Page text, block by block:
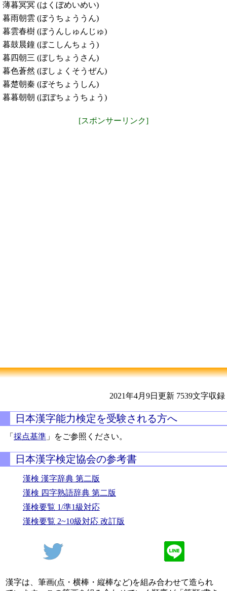
薄暮冥冥 (はくぼめいめい)
暮雨朝雲 (ぼうちょううん)
暮雲春樹 (ぼうんしゅんじゅ)
暮鼓晨鐘 (ぼこしんちょう)
暮四朝三 (ぼしちょうさん)
暮色蒼然 (ぼしょくそうぜん)
暮楚朝秦 (ぼそちょうしん)
暮暮朝朝 (ぼぼちょうちょう)
[スポンサーリンク]
2021年4月9日更新 7539文字収録
日本漢字能力検定を受験される方へ
「採点基準 」をご参照ください。
日本漢字検定協会の参考書
漢検 漢字辞典 第二版
漢検 四字熟語辞典 第二版
漢検要覧 1/準1級対応
漢検要覧 2~10級対応 改訂版
漢字は、筆画(点・横棒・縦棒など)を組み合わせて造られ